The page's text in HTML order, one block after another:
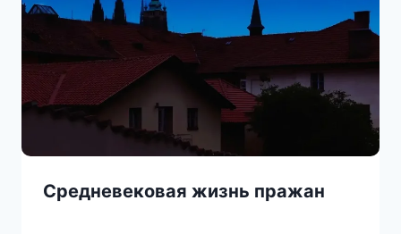
Средневековая жизнь пражан